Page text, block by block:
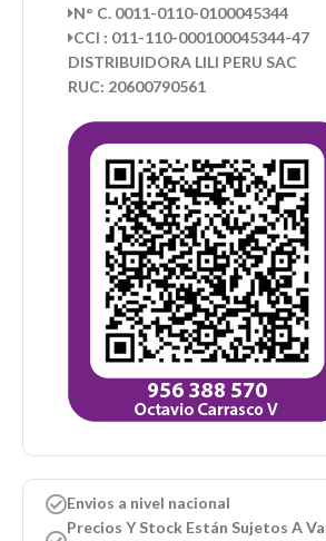
N° C. 0011-0110-0100045344
CCI : 011-110-000100045344-47
DISTRIBUIDORA LILI PERU SAC
RUC: 20600790561
Envios a nivel nacional
Precios Y Stock Están Sujetos A